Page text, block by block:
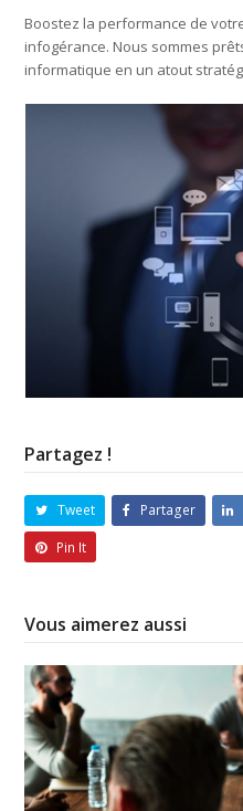
Boostez la performance de
infogérance. Nous sommes
informatique en un atout
Partagez !
Tweet Partager
Pin It
Vous aimerez aussi